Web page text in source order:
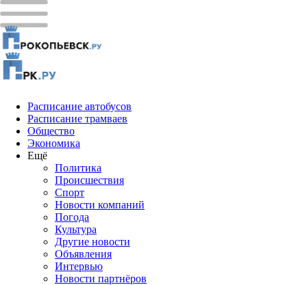
Расписание автобусов
Расписание трамваев
Общество
Экономика
Ещё
Политика
Проиcшествия
Спорт
Новости компаний
Погода
Культура
Другие новости
Объявления
Интервью
Новости партнёров